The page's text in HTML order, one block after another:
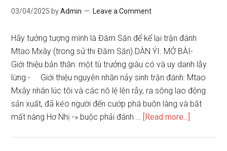
03/04/2025 byAdmin Leave a Comment
Hãy tưởng tượng mình là Đăm Săn để kể lại trận đánh
Mtao Mxây (trong sử thi Đăm Săn).DÀN ÝI. MỞ BÀI-
Giới thiệu bản thân: một tù trưởng giàu có và uy danh lẫy
lừng.- Giới thiệu nguyên nhân nảy sinh trận đánh: Mtao
Mxây nhân lúc tôi và các nô lệ lên rẫy, ra sông lao động
sản xuất, đã kéo người đến cướp phá buôn làng và bắt
mất nàng Hơ Nhị -» buộc phải đánh … [Read more...]